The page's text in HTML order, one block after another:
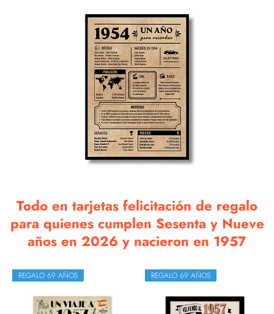
Todo en tarjetas felicitación de regalo
para quienes cumplen Sesenta y Nueve
años en 2026 y nacieron en 1957
REGALO 69 AÑOS REGALO 69 AÑOS